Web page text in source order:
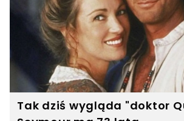
Tak dziś wygląda "doktor